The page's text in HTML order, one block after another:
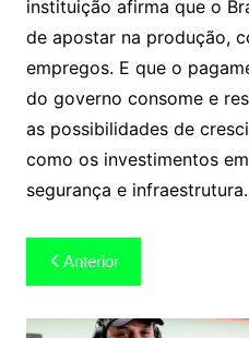
instituição afirma que o
de apostar na produção,
empregos. E que o
do governo consome e
as possibilidades de
como os investimentos
segurança e infraestrutura.
Navegação
de
Post
Anterior